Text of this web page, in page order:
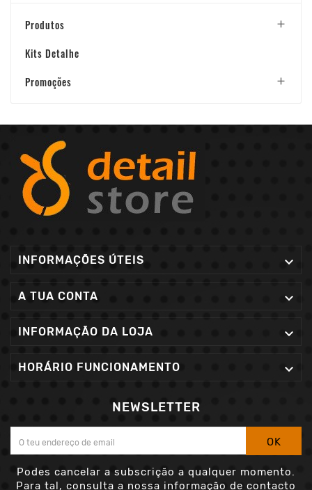
Produtos 
Kits Detalhe
Promoções

INFORMAÇÕES ÚTEIS 
A TUA CONTA 
INFORMAÇÃO DA LOJA 
HORÁRIO FUNCIONAMENTO 
NEWSLETTER
OK
Podes cancelar a subscrição a qualquer momento.
Para tal, consulta a nossa informação de contacto